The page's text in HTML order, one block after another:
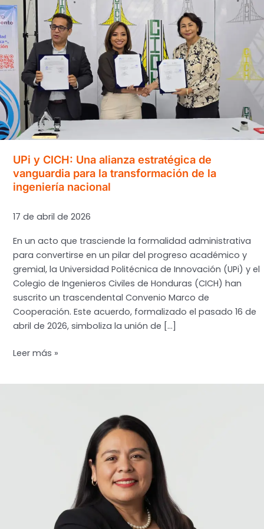
UPi y CICH: Una alianza estratégica de
vanguardia para la transformación de la
ingeniería nacional
17 de abril de 2026
En un acto que trasciende la formalidad administrativa
para convertirse en un pilar del progreso académico y
gremial, la Universidad Politécnica de Innovación (UPi) y el
Colegio de Ingenieros Civiles de Honduras (CICH) han
suscrito un trascendental Convenio Marco de
Cooperación. Este acuerdo, formalizado el pasado 16 de
abril de 2026, simboliza la unión de […]
UPi
transformación
Leer más »